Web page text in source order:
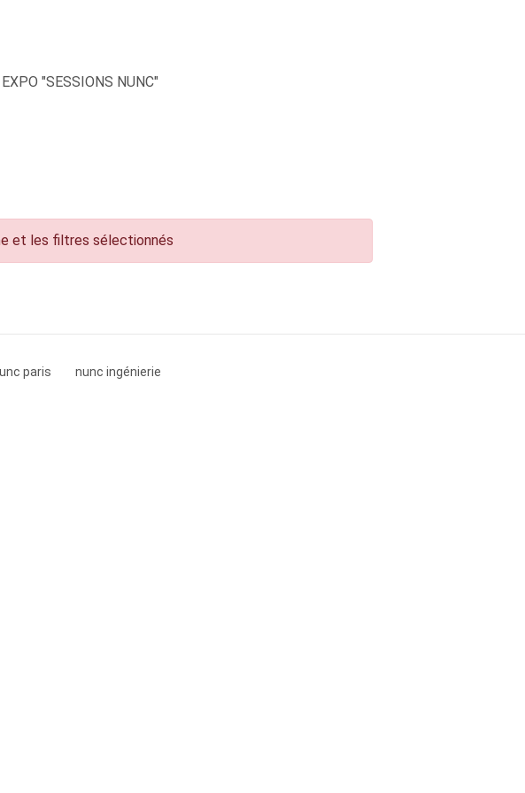
EXPO "SESSIONS NUNC"
et les filtres sélectionnés
paris
nunc ingénierie